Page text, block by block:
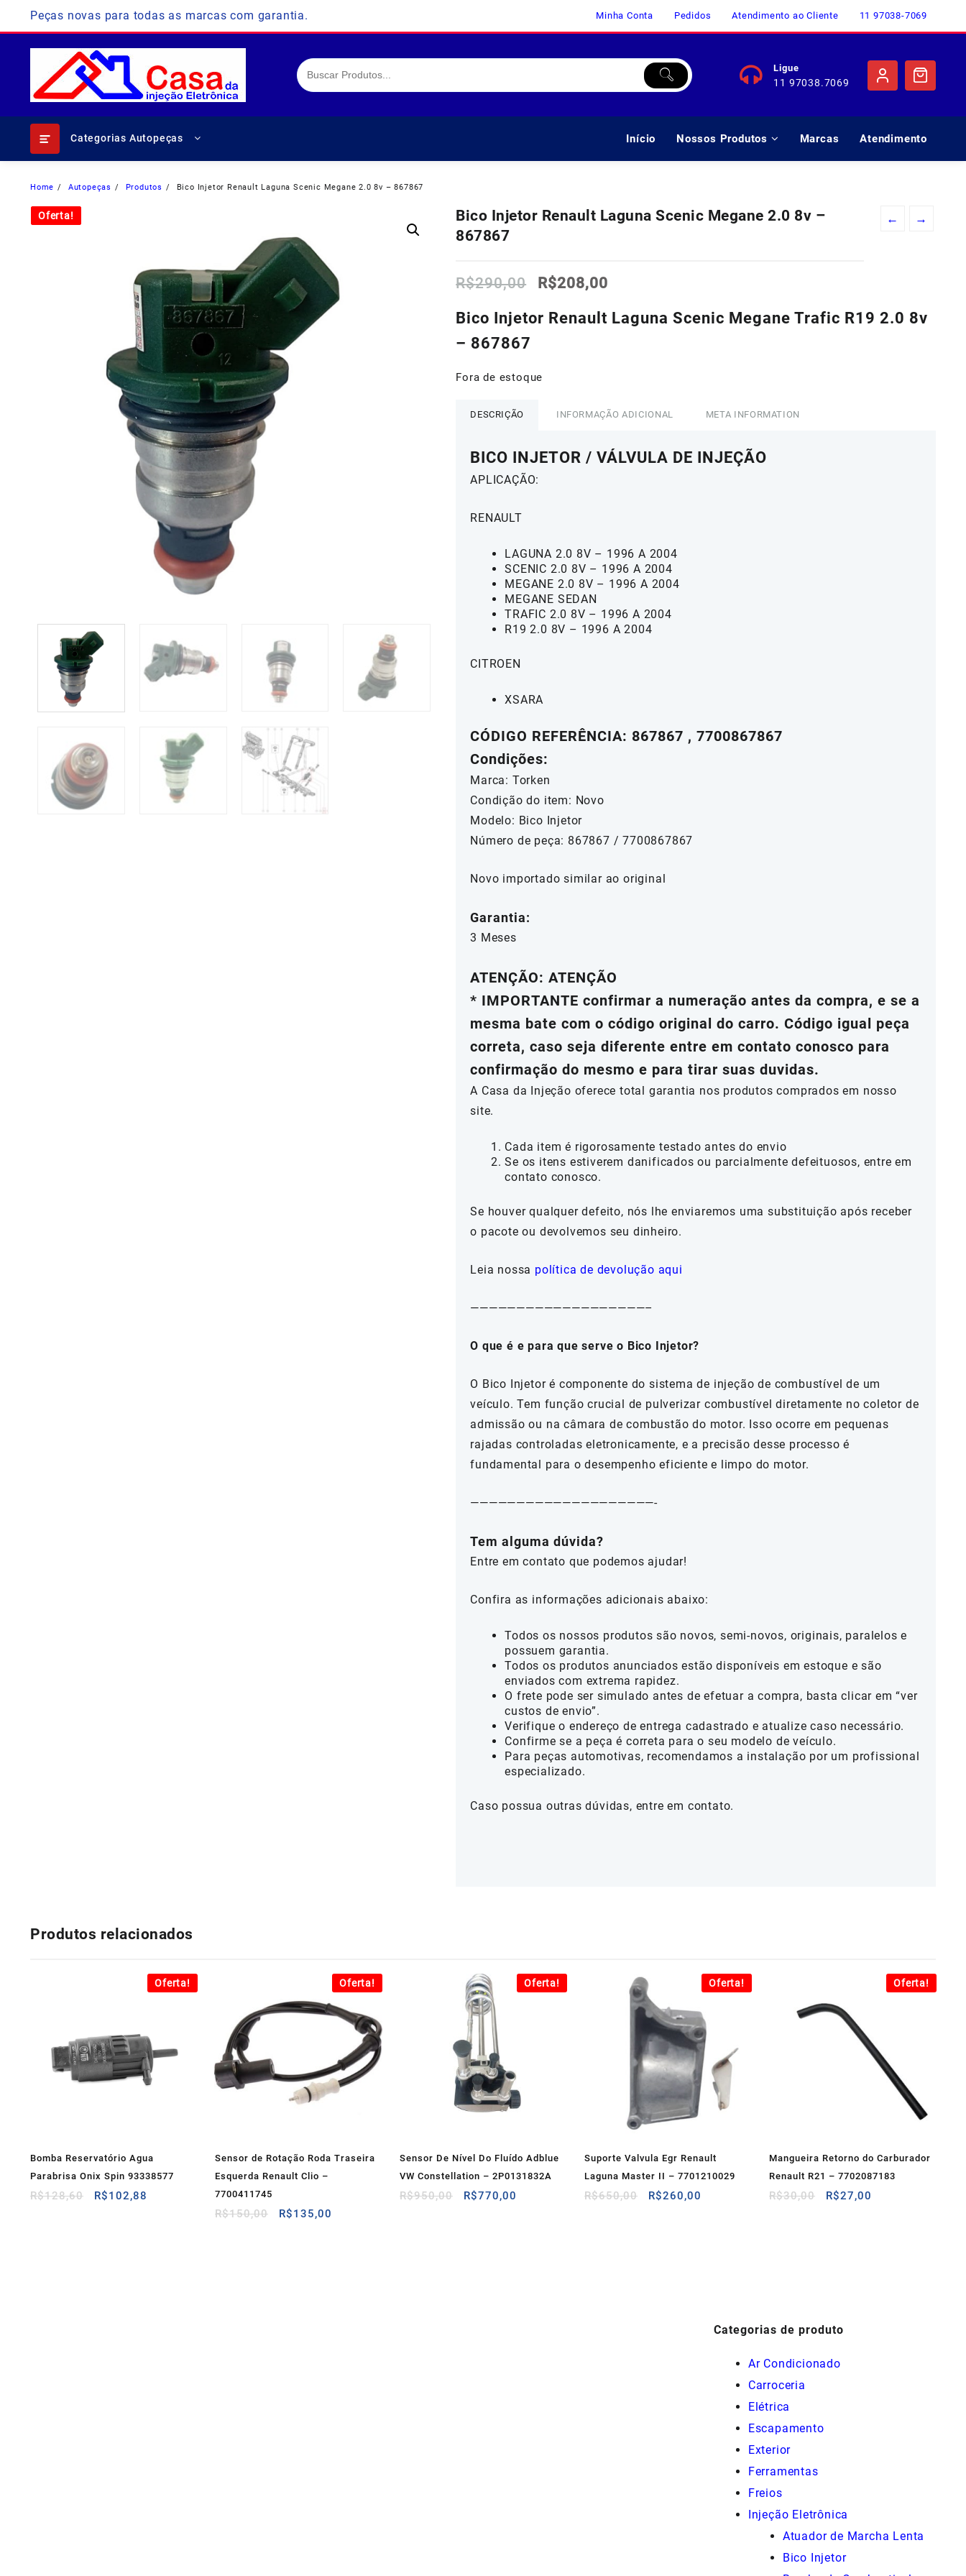
content
Peças novas para todas as marcas com garantia. Minha Conta Pedidos Atendimento ao Cliente 11 97038-7069
Ligue
11 97038.7069
Categorias Autopeças Início Nossos Produtos Marcas Atendimento
Home Autopeças Produtos Bico Injetor Renault Laguna Scenic Megane 2.0 8v – 867867
Oferta! ← →
Bico Injetor Renault Laguna Scenic Megane 2.0 8v –
867867
R$290,00
O
original
era:
R$208,00
atual
é:
Bico Injetor Renault Laguna Scenic Megane Trafic R19 2.0 8v
– 867867
Fora de estoque
DESCRIÇÃO INFORMAÇÃO ADICIONAL META INFORMATION
BICO INJETOR / VÁLVULA DE INJEÇÃO
APLICAÇÃO:
RENAULT
LAGUNA 2.0 8V – 1996 A 2004
SCENIC 2.0 8V – 1996 A 2004
MEGANE 2.0 8V – 1996 A 2004
MEGANE SEDAN
TRAFIC 2.0 8V – 1996 A 2004
R19 2.0 8V – 1996 A 2004
CITROEN
XSARA
CÓDIGO REFERÊNCIA: 867867 , 7700867867
Condições:
Marca: Torken
Condição do item: Novo
Modelo: Bico Injetor
Número de peça: 867867 / 7700867867
Novo importado similar ao original
Garantia:
3 Meses
ATENÇÃO: ATENÇÃO
* IMPORTANTE confirmar a numeração antes da compra, e se a
mesma bate com o código original do carro. Código igual peça
correta, caso seja diferente entre em contato conosco para
confirmação do mesmo e para tirar suas duvidas.
A Casa da Injeção oferece total garantia nos produtos comprados em nosso
site.
Cada item é rigorosamente testado antes do envio
Se os itens estiverem danificados ou parcialmente defeituosos, entre em
contato conosco.
Se houver qualquer defeito, nós lhe enviaremos uma substituição após receber
o pacote ou devolvemos seu dinheiro.
Leia nossa política de devolução aqui
———————————————————–
O que é e para que serve o Bico Injetor?
O Bico Injetor é componente do sistema de injeção de combustível de um
veículo. Tem função crucial de pulverizar combustível diretamente no coletor de
admissão ou na câmara de combustão do motor. Isso ocorre em pequenas
rajadas controladas eletronicamente, e a precisão desse processo é
fundamental para o desempenho eficiente e limpo do motor.
————————————————————-
Tem alguma dúvida?
Entre em contato que podemos ajudar!
Confira as informações adicionais abaixo:
Todos os nossos produtos são novos, semi-novos, originais, paralelos e
possuem garantia.
Todos os produtos anunciados estão disponíveis em estoque e são
enviados com extrema rapidez.
O frete pode ser simulado antes de efetuar a compra, basta clicar em “ver
custos de envio”.
Verifique o endereço de entrega cadastrado e atualize caso necessário.
Confirme se a peça é correta para o seu modelo de veículo.
Para peças automotivas, recomendamos a instalação por um profissional
especializado.
Caso possua outras dúvidas, entre em contato.
Oferta!
Produtos relacionados
Oferta!
Bomba Reservatório Agua
Parabrisa Onix Spin 93338577
R$128,60
O
R$102,88
Oferta!
Sensor de Rotação Roda Traseira
Esquerda Renault Clio –
7700411745
R$150,00
O
R$135,00
Oferta!
Sensor De Nível Do Fluído Adblue
VW Constellation – 2P0131832A
R$950,00
O
R$770,00
Oferta!
Suporte Valvula Egr Renault
Laguna Master II – 7701210029
R$650,00
O
R$260,00
Oferta!
Mangueira Retorno do Carburador
Renault R21 – 7702087183
R$30,00
O
R$27,00
Categorias de produto
Ar Condicionado
Carroceria
Elétrica
Escapamento
Exterior
Ferramentas
Freios
Injeção Eletrônica
Atuador de Marcha Lenta
Bico Injetor